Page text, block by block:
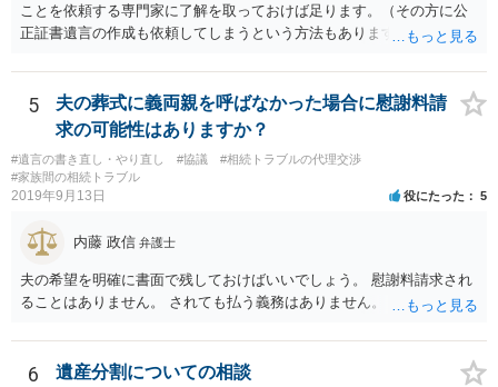
ことを依頼する専門家に了解を取っておけば足ります。（その方に公
正証書遺言の作成も依頼してしまうという方法もあります） 事前に了
ません。 遺言執行者に就任し、遺言執行が完了したときの報酬だけ、
弁護士費用としてかかります。 ・亡くなった際に、法務局に預けた自
筆証書遺言の存在を親族がなかったものにされる可能性 ⇒自筆の遺言
書を法務局に保管した場合、死亡後、法務局に遺言書の有無を照会す
ることになりますので、「法務局に預けた自筆証書遺言の存在を親族
がなかったもの」にすることはできません。 存在をなかったものにす
がありえますが、その予防方法は、遺言者と面談してみないと判断が
難しいです。
5
夫の葬式に義両親を呼ばなかった場合に慰謝料請
求の可能性はありますか？
#遺言の書き直し・やり直し #協議
#相続トラブルの代理交渉
#家族間の相続トラブル
2019年9月13日 役にたった 5
内藤 政信 弁護士
夫の希望を明確に書面で残しておけばいいでしょう。 慰謝料請求され
ることはありません。 されても払う義務はありません。
6 遺産分割についての相談